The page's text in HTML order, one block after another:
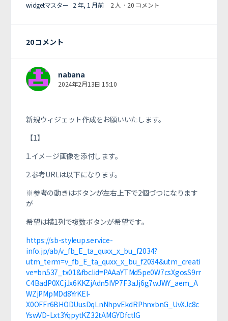
widgetマスター 2 年, 1 月前 2 人 · 20 コメント
20 コメント
nabana
2024年2月13日 15:10
新規ウィジェット作成をお願いいたします。
【1】
1.イメージ画像を添付します。
2.参考URLは以下になります。
※参考の動きはボタンが左右上下で2個づつになります
が
希望は横1列で複数ボタンが希望です。
https://sb-styleup.service-
info.jp/ab/v_fb_E_ta_quxx_x_bu_f2034?
utm_term=v_fb_E_ta_quxx_x_bu_f2034&utm_creati
ve=bn537_tx01&fbclid=PAAaYTMd5pe0W7csXgosS9rr
C4BadP0XCjJx6KKZjAdn5IVP7F3aJj6g7wJWY_aem_A
WZjPMpMDd8YrKEl-
X0OFFr6BHODUusDqLnNhpvEkdRPhnxbnG_UvXJc8c
YswVD-Lxt3YqpytKZ32tAMGYDfctlG